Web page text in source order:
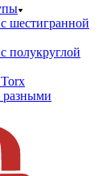
шестигранной
полукруглой